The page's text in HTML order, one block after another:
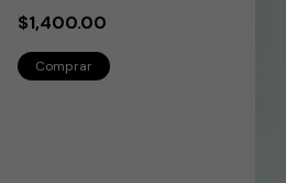
$1,400.00